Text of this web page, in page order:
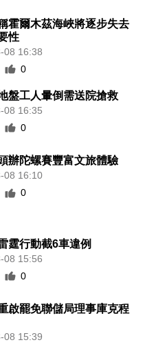
霍爾木茲海峽將逐步失去
性
08 16:38
0
盤工人暈倒需送院搶救
08 16:35
0
辦陀螺賽豐富文旅體驗
08 16:10
0
霆行動截6車違例
08 15:56
0
啟罷免聯儲局理事庫克程
08 15:39